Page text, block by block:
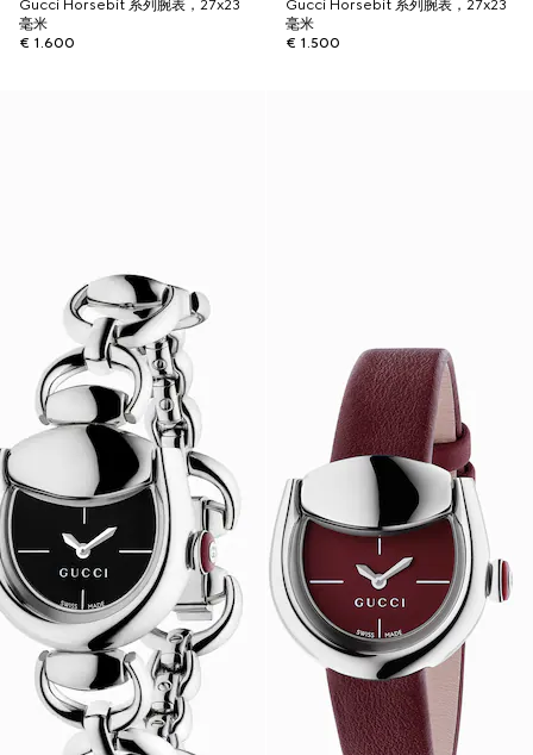
Gucci Horsebit 系列腕表，27x23
毫米
€ 1.600
Gucci Horsebit 系列腕表，27x23
毫米
€ 1.500